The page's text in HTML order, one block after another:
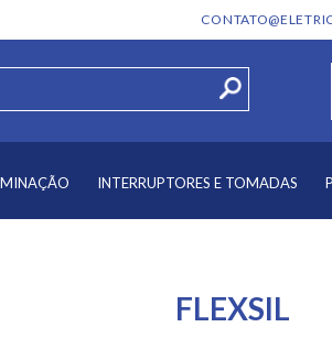
INTERRUPTORES E TOMADAS
FLEXSIL